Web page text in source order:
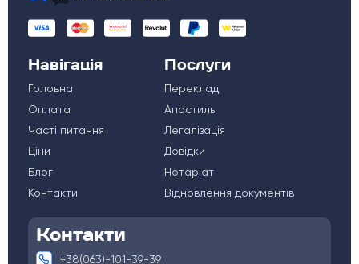
Навігація
Головна
Оплата
Часті питання
Ціни
Блог
Контакти
Послуги
Переклад
Апостиль
Легалізація
Довідки
Нотаріат
Відновлення документів
Контакти
+38(063)-101-39-39